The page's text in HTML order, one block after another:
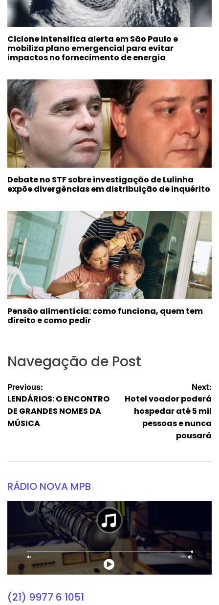
Ciclone intensifica alerta em São Paulo e
mobiliza plano emergencial para evitar
impactos no fornecimento de energia
Debate no STF sobre investigação de Lulinha
expõe divergências em distribuição de inquérito
Pensão alimentícia: como funciona, quem tem
direito e como pedir
Navegação de Post
Previous:
LENDÁRIOS: O ENCONTRO
DE GRANDES NOMES DA
MÚSICA
Next:
Hotel voador poderá
hospedar até 5 mil
pessoas e nunca
pousará
RÁDIO NOVA MPB
(21) 9977 6 1051